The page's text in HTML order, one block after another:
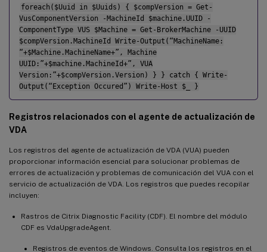
foreach($Uuid in $Uuids) { $compVersion = Get-
VusComponentVersion -MachineId $machine.UUID -
ComponentType VUS $Machine = Get-BrokerMachine -UUID
$compVersion.MachineId Write-Output(“MachineName:
“+$Machine.MachineName+”, Machine
UUID:”+$machine.MachineId+”, VUA
Version:”+$compVersion.Version) } } catch { Write-
Output(“Exception Occured”) Write-Host $_ }
Registros relacionados con el agente de actualización de
VDA
Los registros del agente de actualización de VDA (VUA) pueden
proporcionar información esencial para solucionar problemas de
errores de actualización y problemas de comunicación del VUA con el
servicio de actualización de VDA. Los registros que puedes recopilar
incluyen:
Rastros de Citrix Diagnostic Facility (CDF). El nombre del módulo
CDF es VdaUpgradeAgent.
Registros de eventos de Windows. Consulta los registros en el